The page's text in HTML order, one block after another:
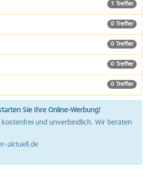
1 Treffer
0 Treffer
0 Treffer
0 Treffer
0 Treffer
Sie Ihre Online-Werbung!
kostenfrei und unverbindlich. Wir beraten
aktuell.de